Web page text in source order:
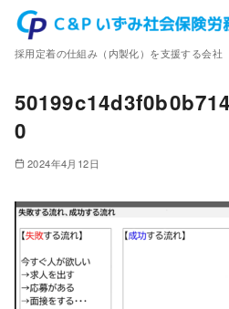
採用定着の仕組み（内製化）を支援する会社
0
2024年4月12日